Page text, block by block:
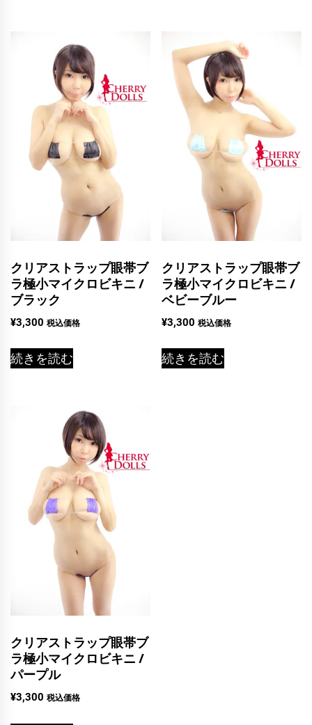
クリアストラップ眼帯ブ
ラ極小マイクロビキニ /
ブラック
¥3,300 税込価格
続きを読む
クリアストラップ眼帯ブ
ラ極小マイクロビキニ /
ベビーブルー
¥3,300 税込価格
続きを読む
クリアストラップ眼帯ブ
ラ極小マイクロビキニ /
パープル
¥3,300 税込価格